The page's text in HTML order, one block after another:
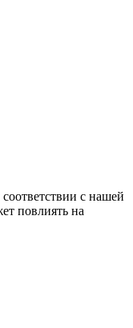
с нашей
повлиять на